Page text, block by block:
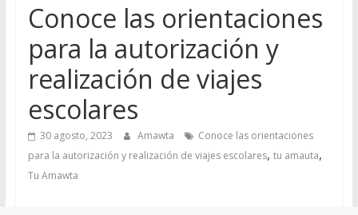
Conoce las orientaciones
para la autorización y
realización de viajes
escolares
30 agosto, 2023 Amawta
Conoce las orientaciones
para la autorización y realización de viajes escolares, tu amauta,
Tu Amawta